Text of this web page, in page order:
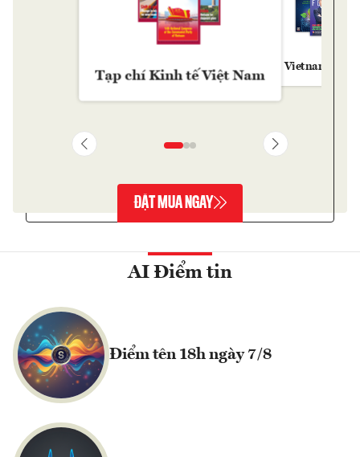
Tạp chí Kinh tế Việt Nam
Vietnam
ĐẶT MUA NGAY
AI Điểm tin
Điểm tên 18h ngày 7/8